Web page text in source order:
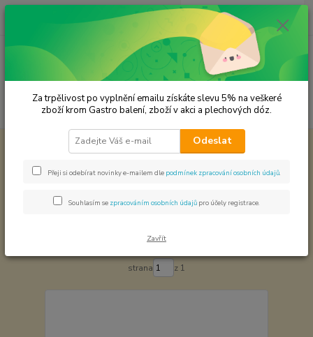
Menu
Hledat
ks
za 0,00 Kč
KOŘENÍ JEDNODRUHOVÉ Byliny a magie
Byliny a magie
Zobrazuji 1-35 z 35
strana z 1
Za trpělivost po vyplnění emailu získáte slevu 5% na veškeré
zboží krom Gastro balení, zboží v akci a plechových dóz.
Odeslat
Přeji si odebírat novinky e-mailem dle podmínek zpracování osobních údajů
Souhlasím se zpracováním osobních údajů pro účely registrace.
Zavřít